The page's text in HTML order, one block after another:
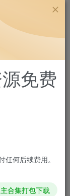
免费
何后续费用。
合集打包下载